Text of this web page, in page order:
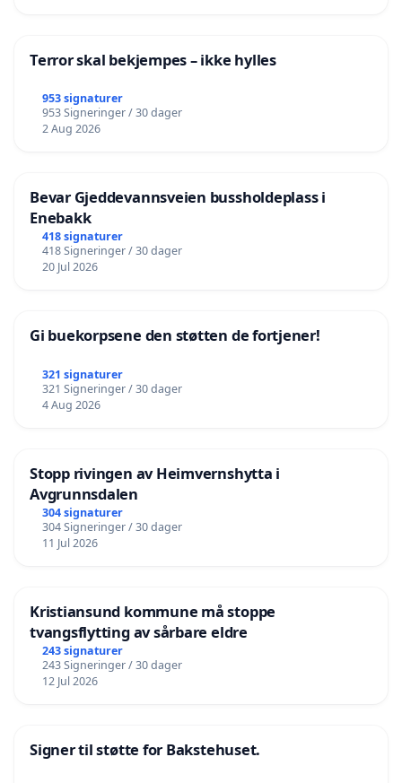
Terror skal bekjempes – ikke hylles
953 signaturer
953 Signeringer / 30 dager
2 Aug 2026
Bevar Gjeddevannsveien bussholdeplass i
Enebakk
418 signaturer
418 Signeringer / 30 dager
20 Jul 2026
Gi buekorpsene den støtten de fortjener!
321 signaturer
321 Signeringer / 30 dager
4 Aug 2026
Stopp rivingen av Heimvernshytta i
Avgrunnsdalen
304 signaturer
304 Signeringer / 30 dager
11 Jul 2026
Kristiansund kommune må stoppe
tvangsflytting av sårbare eldre
243 signaturer
243 Signeringer / 30 dager
12 Jul 2026
Signer til støtte for Bakstehuset.